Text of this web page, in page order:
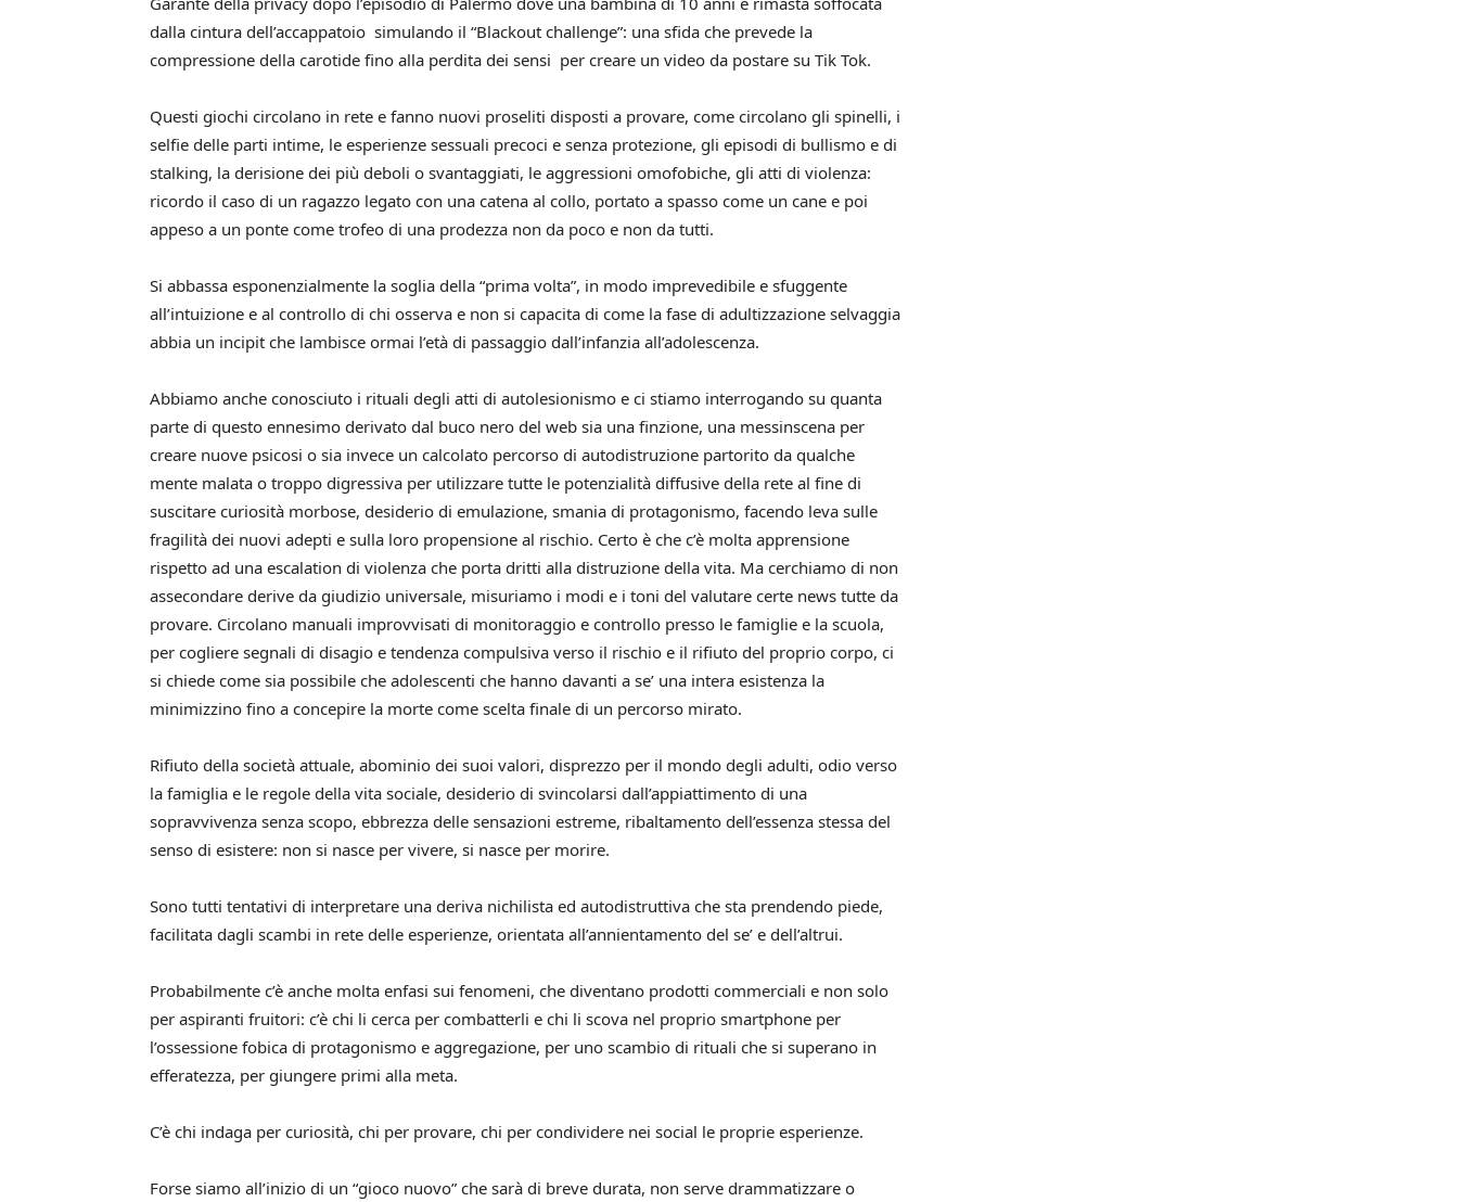
dalla cintura dell’accappatoio simulando il “Blackout challenge”: una sfida che prevede la
compressione della carotide fino alla perdita dei sensi per creare un video da postare su Tik Tok.
Questi giochi circolano in rete e fanno nuovi proseliti disposti a provare, come circolano gli spinelli, i
selfie delle parti intime, le esperienze sessuali precoci e senza protezione, gli episodi di bullismo e di
stalking, la derisione dei più deboli o svantaggiati, le aggressioni omofobiche, gli atti di violenza:
ricordo il caso di un ragazzo legato con una catena al collo, portato a spasso come un cane e poi
appeso a un ponte come trofeo di una prodezza non da poco e non da tutti.
Si abbassa esponenzialmente la soglia della “prima volta”, in modo imprevedibile e sfuggente
all’intuizione e al controllo di chi osserva e non si capacita di come la fase di adultizzazione selvaggia
abbia un incipit che lambisce ormai l’età di passaggio dall’infanzia all’adolescenza.
Abbiamo anche conosciuto i rituali degli atti di autolesionismo e ci stiamo interrogando su quanta
parte di questo ennesimo derivato dal buco nero del web sia una finzione, una messinscena per
creare nuove psicosi o sia invece un calcolato percorso di autodistruzione partorito da qualche
mente malata o troppo digressiva per utilizzare tutte le potenzialità diffusive della rete al fine di
suscitare curiosità morbose, desiderio di emulazione, smania di protagonismo, facendo leva sulle
fragilità dei nuovi adepti e sulla loro propensione al rischio. Certo è che c’è molta apprensione
rispetto ad una escalation di violenza che porta dritti alla distruzione della vita. Ma cerchiamo di non
assecondare derive da giudizio universale, misuriamo i modi e i toni del valutare certe news tutte da
provare. Circolano manuali improvvisati di monitoraggio e controllo presso le famiglie e la scuola,
per cogliere segnali di disagio e tendenza compulsiva verso il rischio e il rifiuto del proprio corpo, ci
si chiede come sia possibile che adolescenti che hanno davanti a se’ una intera esistenza la
minimizzino fino a concepire la morte come scelta finale di un percorso mirato.
Rifiuto della società attuale, abominio dei suoi valori, disprezzo per il mondo degli adulti, odio verso
la famiglia e le regole della vita sociale, desiderio di svincolarsi dall’appiattimento di una
sopravvivenza senza scopo, ebbrezza delle sensazioni estreme, ribaltamento dell’essenza stessa del
senso di esistere: non si nasce per vivere, si nasce per morire.
Sono tutti tentativi di interpretare una deriva nichilista ed autodistruttiva che sta prendendo piede,
facilitata dagli scambi in rete delle esperienze, orientata all’annientamento del se’ e dell’altrui.
Probabilmente c’è anche molta enfasi sui fenomeni, che diventano prodotti commerciali e non solo
per aspiranti fruitori: c’è chi li cerca per combatterli e chi li scova nel proprio smartphone per
l’ossessione fobica di protagonismo e aggregazione, per uno scambio di rituali che si superano in
efferatezza, per giungere primi alla meta.
C’è chi indaga per curiosità, chi per provare, chi per condividere nei social le proprie esperienze.
Forse siamo all’inizio di un “gioco nuovo” che sarà di breve durata, non serve drammatizzare o